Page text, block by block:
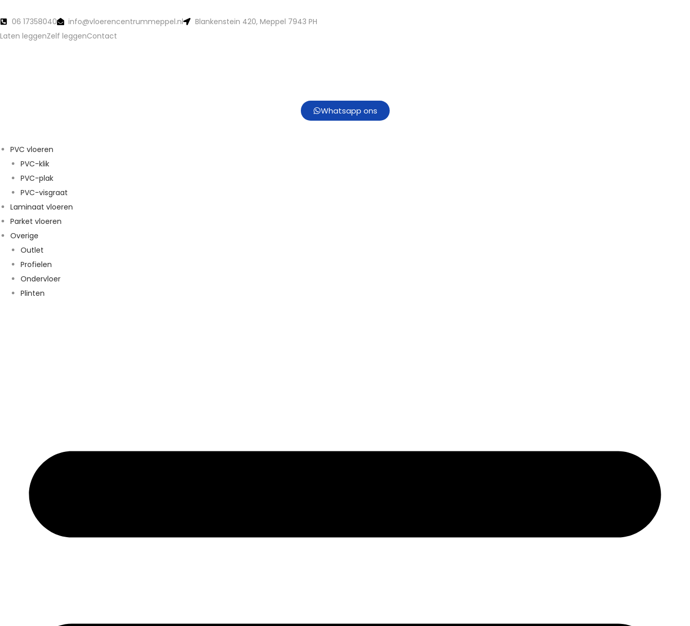
06 17358040 info@vloerencentrummeppel.nl
Blankenstein 420, Meppel 7943 PH
Laten leggenZelf leggenContact
Whatsapp ons
PVC vloeren
PVC-klik
PVC-plak
PVC-visgraat
Laminaat vloeren
Parket vloeren
Overige
Outlet
Profielen
Ondervloer
Plinten